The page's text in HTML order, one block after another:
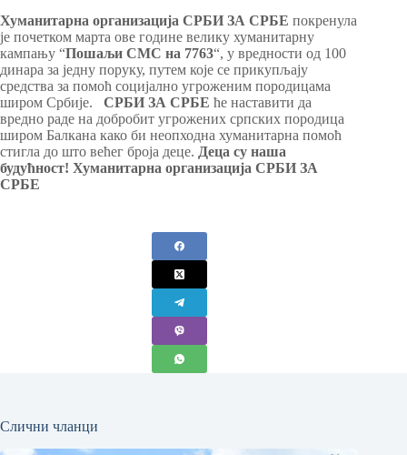
Хуманитарна организација СРБИ ЗА СРБЕ покренула
је почетком марта ове године велику хуманитарну
кампању “Пошаљи СМС на 7763“, у вредности од 100
динара за једну поруку, путем које се прикупљају
средства за помоћ социјално угроженим породицама
широм Србије. СРБИ ЗА СРБЕ ће наставити да
вредно раде на добробит угрожених српских породица
широм Балкана како би неопходна хуманитарна помоћ
стигла до што већег броја деце. Деца су наша
будућност! Хуманитарна организација СРБИ ЗА
СРБЕ
Слични чланци